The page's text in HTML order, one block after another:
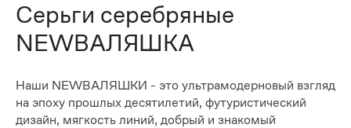
Серьги серебряные
NEWВАЛЯШКА
Наши NEWВАЛЯШКИ - это ультрамодерновый взгляд
на эпоху прошлых десятилетий, футуристический
дизайн, мягкость линий, добрый и знакомый